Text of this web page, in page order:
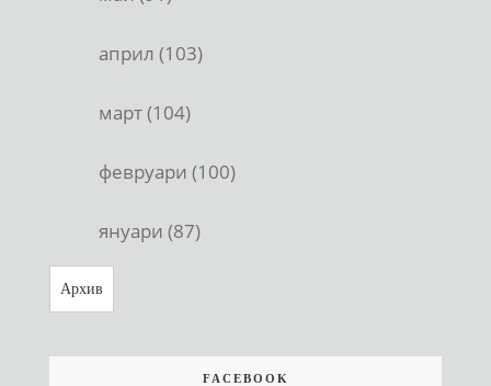
април (103)
март (104)
февруари (100)
януари (87)
Архив
FACEBOOK